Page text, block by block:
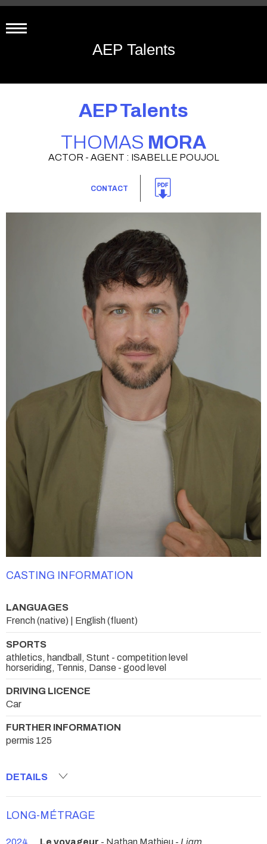
AEP Talents
AEP Talents
THOMAS MORA
ACTOR - AGENT : ISABELLE POUJOL
CONTACT
CASTING INFORMATION
LANGUAGES
French (native) | English (fluent)
SPORTS
athletics, handball, Stunt - competition level
horseriding, Tennis, Danse - good level
DRIVING LICENCE
Car
FURTHER INFORMATION
permis 125
DETAILS
LONG-MÉTRAGE
2024 Le voyageur - Nathan Mathieu - Liam